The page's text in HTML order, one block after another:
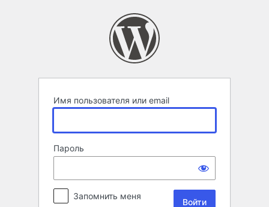
Имя пользователя или email
Пароль
Запомнить меня